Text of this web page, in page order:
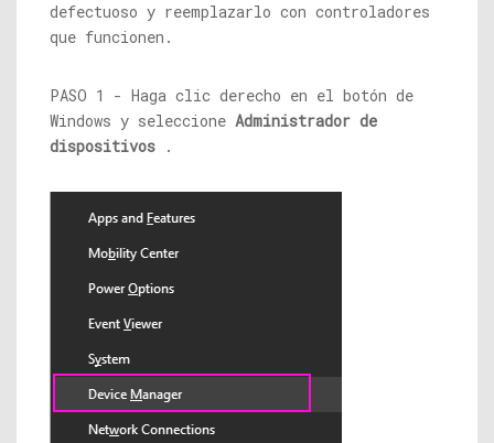
defectuoso y reemplazarlo con controladores
que funcionen.
PASO 1 - Haga clic derecho en el botón de
Windows y seleccione Administrador de
dispositivos .